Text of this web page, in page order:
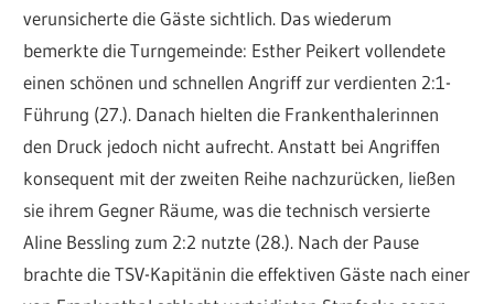
verunsicherte die Gäste sichtlich. Das wiederum
bemerkte die Turngemeinde: Esther Peikert vollendete
einen schönen und schnellen Angriff zur verdienten 2:1-
Führung (27.). Danach hielten die Frankenthalerinnen
den Druck jedoch nicht aufrecht. Anstatt bei Angriffen
konsequent mit der zweiten Reihe nachzurücken, ließen
sie ihrem Gegner Räume, was die technisch versierte
Aline Bessling zum 2:2 nutzte (28.). Nach der Pause
brachte die TSV-Kapitänin die effektiven Gäste nach einer